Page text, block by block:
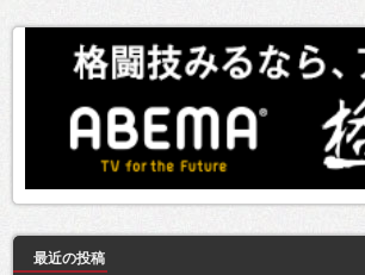
最近の投稿